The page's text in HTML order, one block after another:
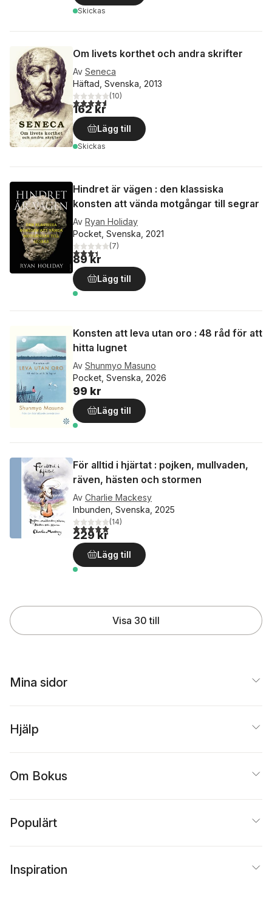
Skickas
Om livets korthet och andra skrifter
Av Seneca
Häftad, Svenska, 2013
4,6utav 5 stjärnor. Totalt antal röster:
(10)
162 kr
Lägg till
Skickas
Hindret är vägen : den klassiska
konsten att vända motgångar till segrar
Av Ryan Holiday
Pocket, Svenska, 2021
3,4utav 5 stjärnor. Totalt antal röster:
(7)
89 kr
Lägg till
Konsten att leva utan oro : 48 råd för att
hitta lugnet
Av Shunmyo Masuno
Pocket, Svenska, 2026
99 kr
Lägg till
För alltid i hjärtat : pojken, mullvaden,
räven, hästen och stormen
Av Charlie Mackesy
Inbunden, Svenska, 2025
5,0utav 5 stjärnor. Totalt antal röster:
(14)
229 kr
Lägg till
Visa 30 till
Mina sidor
Hjälp
Om Bokus
Populärt
Inspiration